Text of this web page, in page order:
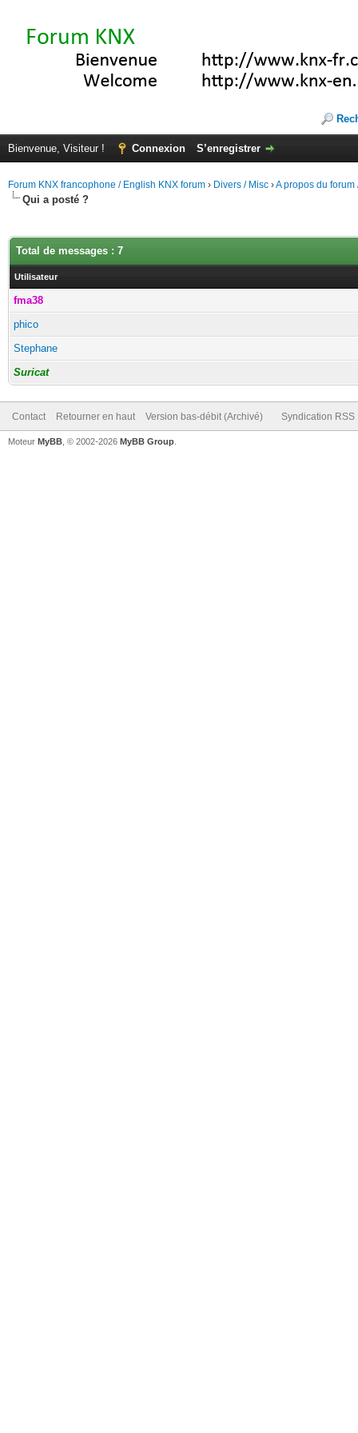
Bienvenue, Visiteur ! Connexion S’enregistrer
Forum KNX francophone / English KNX forum › Divers / Misc ›A propos du forum
Qui a posté ?
Total de messages : 7
Utilisateur
fma38
phico
Stephane
Suricat
Contact Retourner en haut Version bas-débit (Archivé) Syndication RSS
Moteur MyBB , © 2002-2026 MyBB Group